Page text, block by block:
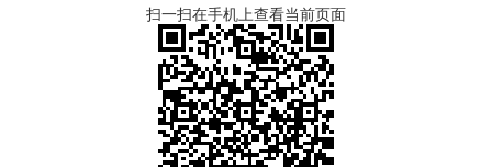
扫一扫在手机上查看当前页面